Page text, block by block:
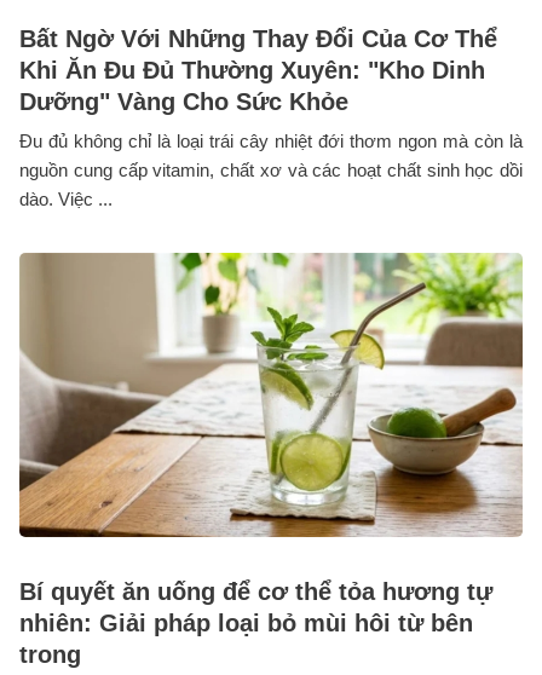
Bất Ngờ Với Những Thay Đổi Của Cơ Thể
Khi Ăn Đu Đủ Thường Xuyên: "Kho Dinh
Dưỡng" Vàng Cho Sức Khỏe
Đu đủ không chỉ là loại trái cây nhiệt đới thơm ngon mà còn là
nguồn cung cấp vitamin, chất xơ và các hoạt chất sinh học dồi
dào. Việc ...
Bí quyết ăn uống để cơ thể tỏa hương tự
nhiên: Giải pháp loại bỏ mùi hôi từ bên
trong